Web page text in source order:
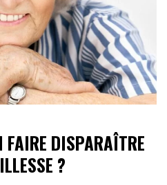
FAIRE DISPARAÎTRE
?